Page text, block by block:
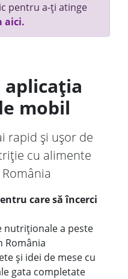
pentru a-ți atinge
aici.
aplicația
mobil
rapid și ușor de
cu alimente
care să încerci
nutriționale a peste
România
și idei de mese cu
gata completate